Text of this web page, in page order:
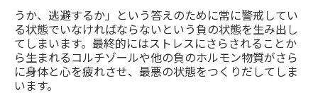
うか、逃避するか」という答えのために常に警戒してい
る状態でいなければならないという負の状態を生み出し
てしまいます。最終的にはストレスにさらされることか
ら生まれるコルチゾールや他の負のホルモン物質がさら
に身体と心を疲れさせ、最悪の状態をつくりだしてしま
います。